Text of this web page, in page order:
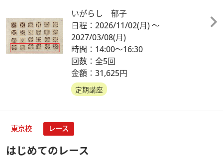
いがらし 郁子
日程：2026/11/02(月)～
2027/03/08(月)
時間：14:00～16:30
回数：全5回
金額：31,625円
定期講座
東京校 レース
はじめてのレース